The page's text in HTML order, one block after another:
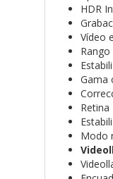
HDR
Vídeo
Gama
Modo